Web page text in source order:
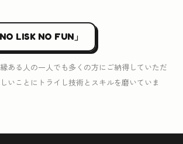
LISK NO FUN」
ある人の一人でも多くの方にご納得していただ
いことにトライし技術とスキルを磨いていま